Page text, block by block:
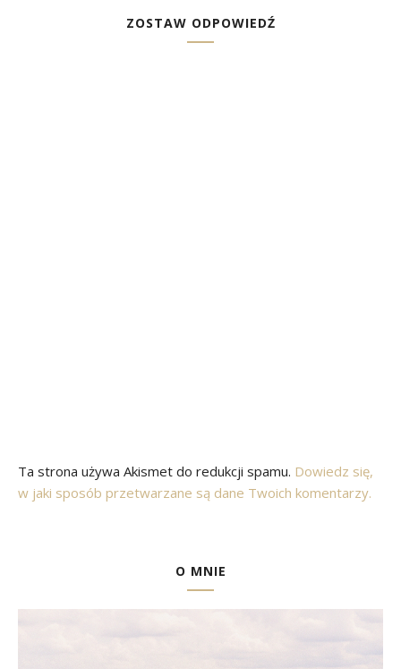
ZOSTAW ODPOWIEDŹ
Ta strona używa Akismet do redukcji spamu. Dowiedz się,
w jaki sposób przetwarzane są dane Twoich komentarzy.
O MNIE